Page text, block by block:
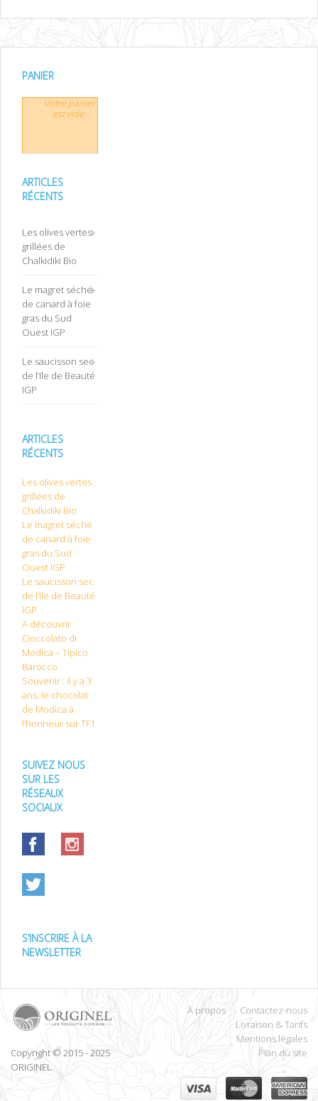
PANIER
Votre panier
est vide.
ARTICLES
RÉCENTS
Les olives vertes
grillées de
Chalkidiki Bio
Le magret séché
de canard à foie
gras du Sud
Ouest IGP
Le saucisson sec
de l’Ile de Beauté
IGP
ARTICLES
RÉCENTS
Les olives vertes
grillées de
Chalkidiki Bio
Le magret séché
de canard à foie
gras du Sud
Ouest IGP
Le saucisson sec
de l’Ile de Beauté
IGP
A découvrir :
Cioccolato di
Modica – Tipico
Barocco
Souvenir : il y a 3
ans, le chocolat
de Modica à
l’honneur sur TF1
SUIVEZ NOUS
SUR LES
RÉSEAUX
SOCIAUX
S’INSCRIRE À LA
NEWSLETTER
Copyright © 2015 - 2025
ORIGINEL
À propos
Contactez-nous
Livraison & Tarifs
Mentions légales
Plan du site